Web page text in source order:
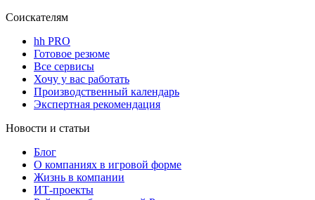
Соискателям
hh PRO
Готовое резюме
Все сервисы
Хочу у вас работать
Производственный календарь
Экспертная рекомендация
Новости и статьи
Блог
О компаниях в игровой форме
Жизнь в компании
ИТ-проекты